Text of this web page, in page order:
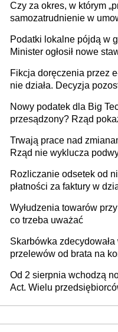
budynków i lokali
prowadzeniem
Czy za okres, w którym
samozatrudnienie w
umowy cywilnoprawnej
racjonalnym wyjściem
Podatki lokalne pójdą w
Minister ogłosił nowe
Fikcja doręczenia przez
nie działa. Decyzja
Nowy podatek dla Big
przesądzony? Rząd
Trwają prace nad
Rząd nie wyklucza
Rozliczanie odsetek od
płatności za faktury w
Wyłudzenia towarów
co trzeba uważać
Skarbówka
przelewów od brata na
darowizna, ale podatku
Od 2 sierpnia wchodzą
Act. Wielu